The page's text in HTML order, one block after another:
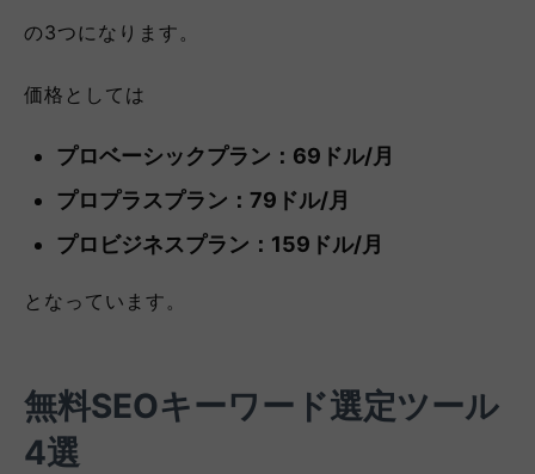
の3つになります。
価格としては
プロベーシックプラン：69ドル/月
プロプラスプラン：79ドル/月
プロビジネスプラン：159ドル/月
となっています。
無料SEOキーワード選定ツール
4選